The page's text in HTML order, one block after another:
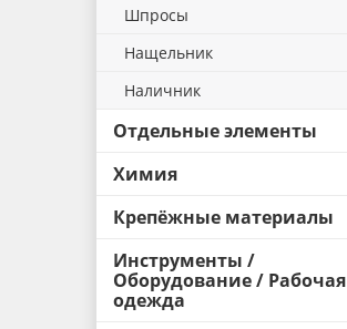
Шпросы
Нащельник
Наличник
Отдельные элементы
Химия
Крепёжные материалы
Инструменты /
Оборудование / Рабочая
одежда